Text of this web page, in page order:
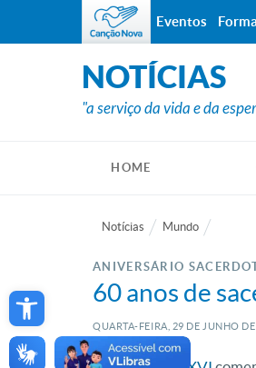
Open toolbar
NOTÍCIAS
"a serviço da vida e da
HOME
Notícias Mundo
ANIVERSÁRIO
60 anos de
QUARTA-FEIRA, 29 DE JUNHO DE
Eventos